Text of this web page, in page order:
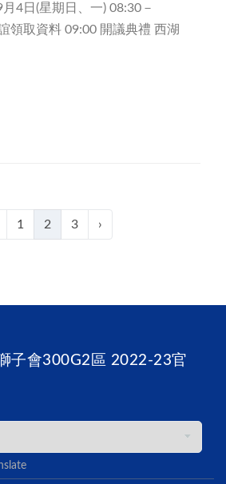
4日(星期日、一) 08:30－
領取資料 09:00 開議典禮 西湖
1 2 3 ›
子會300G2區 2022-23官